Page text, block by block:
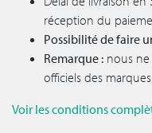
réception du
Possibilité de faire
Remarque : nous ne
officiels des
Voir les conditions